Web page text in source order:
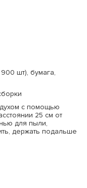
шт), бумага,
с помощью
25 см от
для пыли,
держать подальше